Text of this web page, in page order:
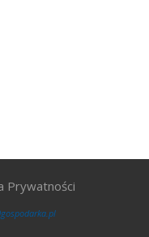
Prywatności